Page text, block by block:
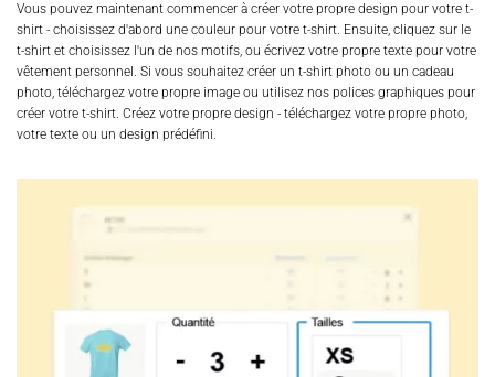
Vous pouvez maintenant commencer à créer votre propre design pour votre t-
shirt - choisissez d'abord une couleur pour votre t-shirt. Ensuite, cliquez sur le
t-shirt et choisissez l'un de nos motifs, ou écrivez votre propre texte pour votre
vêtement personnel. Si vous souhaitez créer un t-shirt photo ou un cadeau
photo, téléchargez votre propre image ou utilisez nos polices graphiques pour
créer votre t-shirt. Créez votre propre design - téléchargez votre propre photo,
votre texte ou un design prédéfini.